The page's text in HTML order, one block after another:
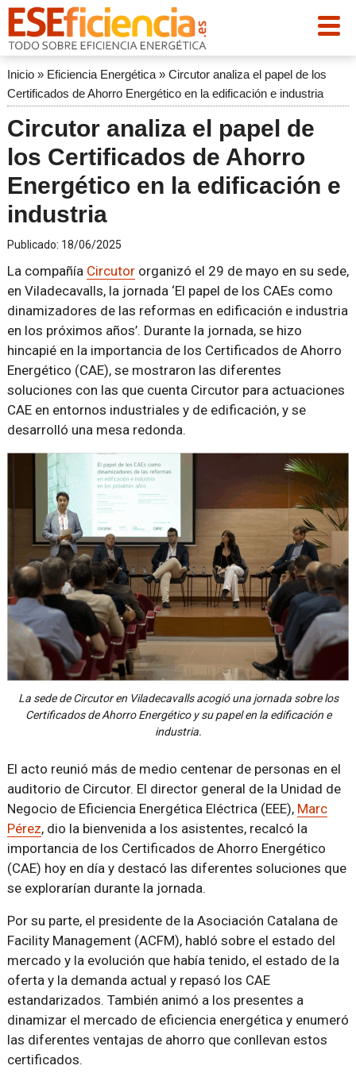
Inicio» Eficiencia Energética» Circutor analiza el papel de los
Certificados de Ahorro Energético en la edificación e industria
Circutor analiza el papel de
los Certificados de Ahorro
Energético en la edificación e
industria
Publicado: 18/06/2025
La compañía Circutororganizó el 29 de mayo en su sede,
en Viladecavalls, la jornada ‘El papel de los CAEs como
dinamizadores de las reformas en edificación e industria
en los próximos años’. Durante la jornada, se hizo
hincapié en la importancia de los Certificados de Ahorro
Energético (CAE), se mostraron las diferentes
soluciones con las que cuenta Circutor para actuaciones
CAE en entornos industriales y de edificación, y se
desarrolló una mesa redonda.
La sede de Circutor en Viladecavalls acogió una jornada sobre los
Certificados de Ahorro Energético y su papel en la edificación e
industria.
El acto reunió más de medio centenar de personas en el
auditorio de Circutor. El director general de la Unidad de
Negocio de Eficiencia Energética Eléctrica (EEE), Marc
Pérez, dio la bienvenida a los asistentes, recalcó la
importancia de los Certificados de Ahorro Energético
(CAE) hoy en día y destacó las diferentes soluciones que
se explorarían durante la jornada.
Por su parte, el presidente de la Asociación Catalana de
Facility Management (ACFM), habló sobre el estado del
mercado y la evolución que había tenido, el estado de la
oferta y la demanda actual y repasó los CAE
estandarizados. También animó a los presentes a
dinamizar el mercado de eficiencia energética y enumeró
las diferentes ventajas de ahorro que conllevan estos
certificados.